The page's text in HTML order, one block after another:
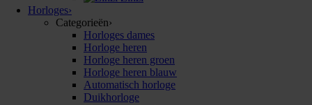
Horloges›
Categorieën›
Horloges dames
Horloge heren
Horloge heren groen
Horloge heren blauw
Automatisch horloge
Duikhorloge